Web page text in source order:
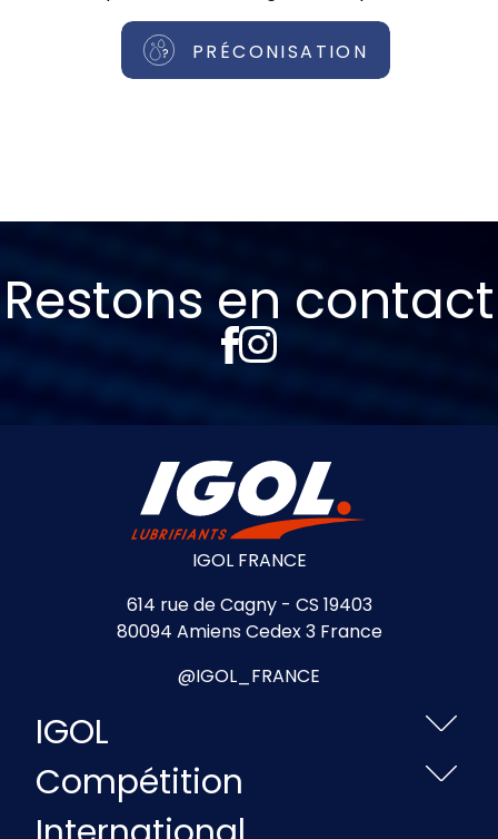
PRÉCONISATION
Restons en contact
IGOL FRANCE
614 rue de Cagny - CS 19403
80094 Amiens Cedex 3 France
@IGOL_FRANCE
IGOL
Compétition